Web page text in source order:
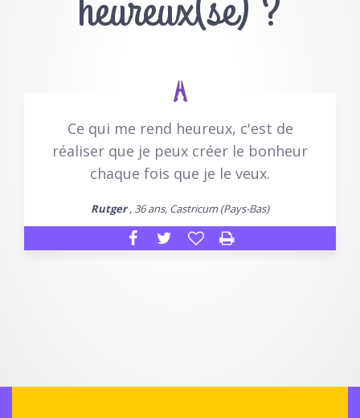
Ce qui me rend heureux, c'est de
réaliser que je peux créer le bonheur
chaque fois que je le veux.
Rutger, 36 ans, Castricum (Pays-Bas)